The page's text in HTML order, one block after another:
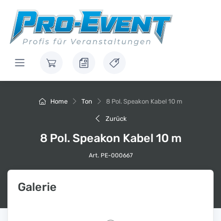
Home Ton 8 Pol. Speakon Kabel 10 m
Zurück
8 Pol. Speakon Kabel 10 m
Art. PE-000667
Galerie